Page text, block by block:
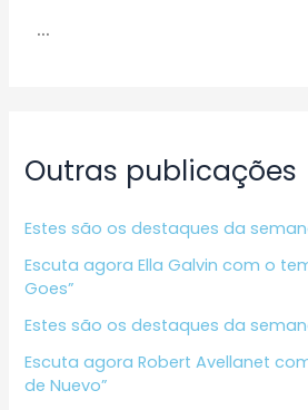
Outras publicações
Estes são os destaques da
Escuta agora Ella Galvin com o
Goes”
Estes são os destaques da
Escuta agora Robert Avellanet
de Nuevo”